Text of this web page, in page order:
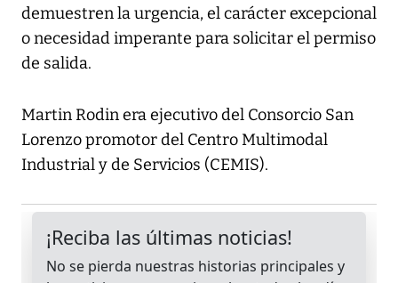
demuestren la urgencia, el carácter excepcional
o necesidad imperante para solicitar el permiso
de salida.
Martin Rodin era ejecutivo del Consorcio San
Lorenzo promotor del Centro Multimodal
Industrial y de Servicios (CEMIS).